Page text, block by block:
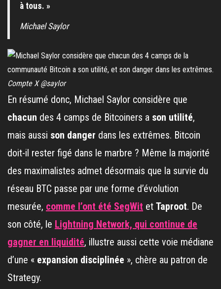
à tous. »
Michael Saylor
Compte X @saylor
En résumé donc, Michael Saylor considère que
chacun des 4 camps de Bitcoiners a son utilité,
mais aussi son danger dans les extrêmes. Bitcoin
doit-il rester figé dans le marbre ? Même la majorité
des maximalistes admet désormais que la survie du
réseau BTC passe par une forme d’évolution
mesurée, comme l’ont été SegWit et Taproot. De
son côté, le Lightning Network, qui continue de
gagner en liquidité, illustre aussi cette voie médiane
d’une « expansion disciplinée », chère au patron de
Strategy.